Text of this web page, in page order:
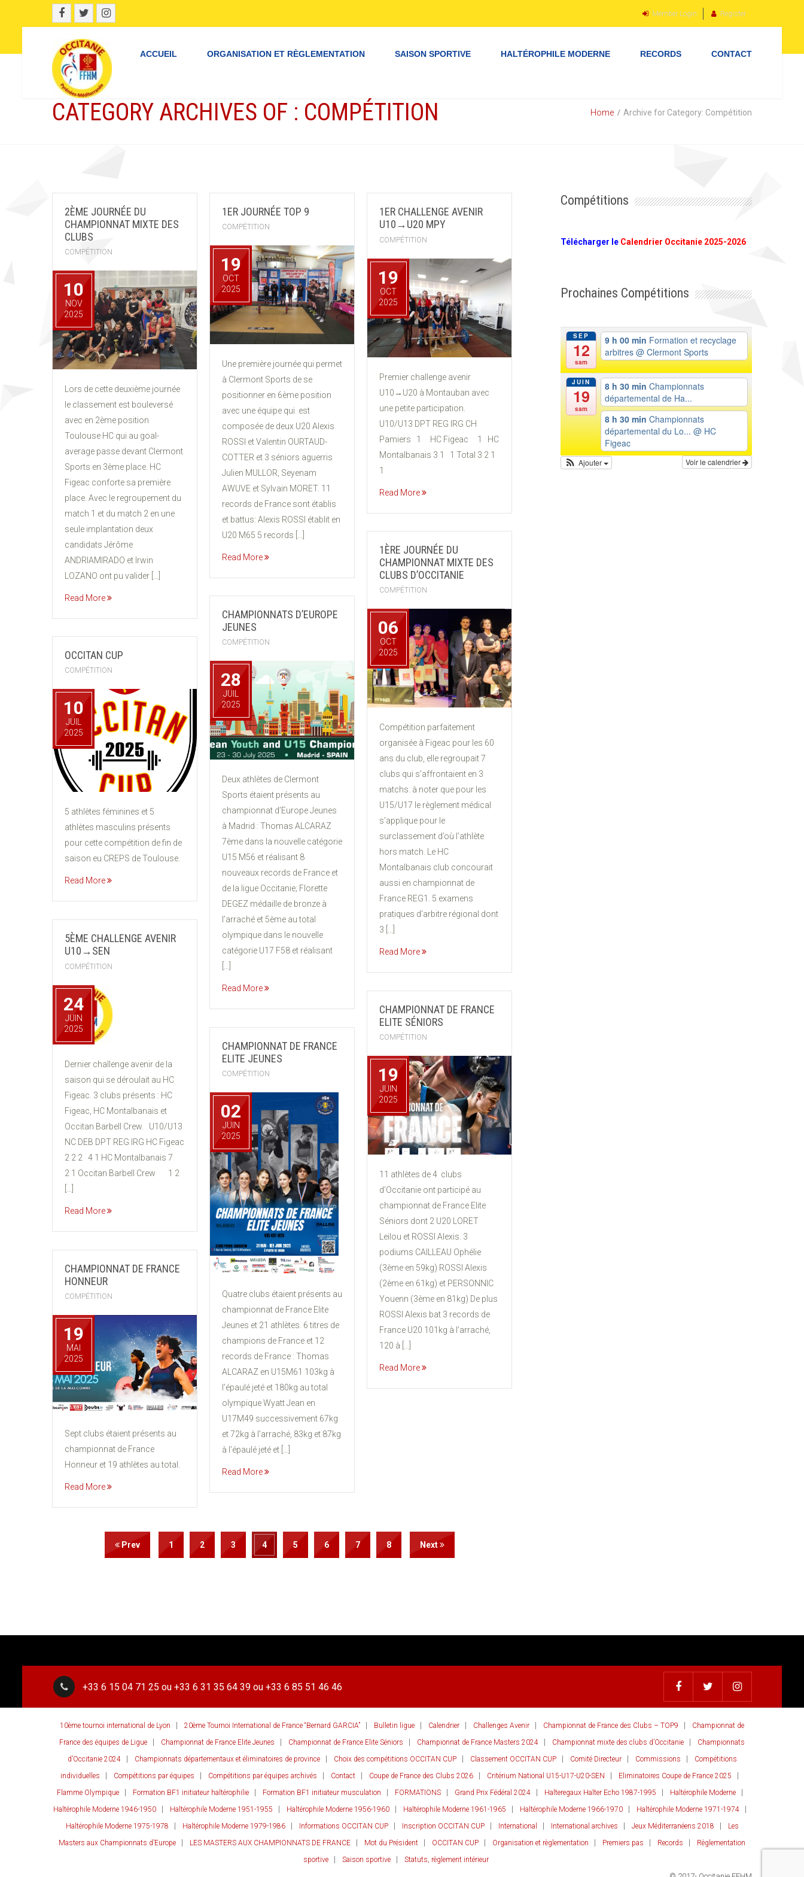
Member Login Register
ACCUEIL ORGANISATION ET RÈGLEMENTATION SAISON SPORTIVE HALTÉROPHILE MODERNE RECORDS CONTACT
CATEGORY ARCHIVES OF : COMPÉTITION Home Archive for Category: Compétition
2ÈME JOURNÉE DU
CHAMPIONNAT MIXTE DES
CLUBS
COMPÉTITION
10
NOV
2025
Lors de cette deuxième journée
le classement est bouleversé
avec en 2ème position
Toulouse HC qui au goal-
average passe devant Clermont
Sports en 3ème place. HC
Figeac conforte sa première
place. Avec le regroupement du
match 1 et du match 2 en une
seule implantation deux
candidats Jérôme
ANDRIAMIRADO et Irwin
LOZANO ont pu valider […]
Read More
1ER JOURNÉE TOP 9
COMPÉTITION
19
OCT
2025
Une première journée qui permet
à Clermont Sports de se
positionner en 6ème position
avec une équipe qui est
composée de deux U20 Alexis
ROSSI et Valentin OURTAUD-
COTTER et 3 séniors aguerris
Julien MULLOR, Seyenam
AWUVE et Sylvain MORET. 11
records de France sont établis
et battus: Alexis ROSSI établit en
U20 M65 5 records […]
Read More
1ER CHALLENGE AVENIR
U10→U20 MPY
COMPÉTITION
19
OCT
2025
Premier challenge avenir
U10→U20 à Montauban avec
une petite participation.
U10/U13 DPT REG IRG CH
Pamiers 1 HC Figeac 1 HC
Montalbanais 3 1 1 Total 3 2 1
1
Read More
1ÈRE JOURNÉE DU
CHAMPIONNAT MIXTE DES
CLUBS D’OCCITANIE
COMPÉTITION
06
OCT
2025
Compétition parfaitement
organisée à Figeac pour les 60
ans du club, elle regroupait 7
clubs qui s’affrontaient en 3
matchs. à noter que pour les
U15/U17 le règlement médical
s’applique pour le
surclassement d’où l’athlète
hors match. Le HC
Montalbanais club concourait
aussi en championnat de
France REG1. 5 examens
pratiques d’arbitre régional dont
3 […]
Read More
CHAMPIONNATS D’EUROPE
JEUNES
COMPÉTITION
28
JUIL
2025
Deux athlètes de Clermont
Sports étaient présents au
championnat d’Europe Jeunes
à Madrid : Thomas ALCARAZ
7ème dans la nouvelle catégorie
U15 M56 et réalisant 8
nouveaux records de France et
de la ligue Occitanie; Florette
DEGEZ médaille de bronze à
l’arraché et 5ème au total
olympique dans le nouvelle
catégorie U17 F58 et réalisant
Read More
OCCITAN CUP
COMPÉTITION
10
JUIL
2025
5 athlètes féminines et 5
athlètes masculins présents
pour cette compétition de fin de
saison eu CREPS de Toulouse.
Read More
5ÈME CHALLENGE AVENIR
U10→SEN
COMPÉTITION
24
JUIN
2025
Dernier challenge avenir de la
saison qui se déroulait au HC
Figeac. 3 clubs présents : HC
Figeac, HC Montalbanais et
Occitan Barbell Crew. U10/U13
NC DEB DPT REG IRG HC Figeac
2 2 2 4 1 HC Montalbanais 7
2 1 Occitan Barbell Crew 1 2
Read More
CHAMPIONNAT DE FRANCE
ELITE SÉNIORS
COMPÉTITION
19
JUIN
2025
11 athlètes de 4 clubs
d’Occitanie ont participé au
championnat de France Elite
Séniors dont 2 U20 LORET
Leilou et ROSSI Alexis. 3
podiums CAILLEAU Ophélie
(3ème en 59kg) ROSSI Alexis
(2ème en 61kg) et PERSONNIC
Youenn (3ème en 81kg) De plus
ROSSI Alexis bat 3 records de
France U20 101kg à l’arraché,
120 à […]
Read More
CHAMPIONNAT DE FRANCE
ELITE JEUNES
COMPÉTITION
02
JUIN
2025
Quatre clubs étaient présents au
championnat de France Elite
Jeunes et 21 athlètes. 6 titres de
champions de France et 12
records de France : Thomas
ALCARAZ en U15M61 103kg à
l’épaulé jeté et 180kg au total
olympique Wyatt Jean en
U17M49 successivement 67kg
et 72kg à l’arraché, 83kg et 87kg
à l’épaulé jeté et […]
Read More
CHAMPIONNAT DE FRANCE
HONNEUR
COMPÉTITION
19
MAI
2025
Sept clubs étaient présents au
championnat de France
Honneur et 19 athlètes au total.
Read More
Prev 1 2 3 4 5 6 7 8 Next
Compétitions
Télécharger le Calendrier Occitanie 2025-2026
Prochaines Compétitions
SEP
12
sam
9 h 00 min Formation et recyclage
arbitres @ Clermont Sports
JUIN
19
sam
8 h 30 min Championnats
départemental de Ha...
8 h 30 min Championnats
départemental du Lo... @ HC
Figeac
Voir le calendrier
Ajouter
+33 6 15 04 71 25 ou +33 6 31 35 64 39 ou +33 6 85 51 46 46
10ème tournoi international de Lyon 20ème Tournoi International de France “Bernard GARCIA” Bulletin ligue Calendrier Challenges Avenir Championnat de France des Clubs – TOP9
Championnat de
France des équipes de Ligue
Championnat de France Elite Jeunes Championnat de France Elite Séniors Championnat de France Masters 2024 Championnat mixte des clubs d’Occitanie
Championnats
d’Occitanie 2024
Championnats départementaux et éliminatoires de province Choix des compétitions OCCITAN CUP Classement OCCITAN CUP Comité Directeur Commissions
Compétitions
individuelles
Compétitions par équipes Compétitions par équipes archivés Contact Coupe de France des Clubs 2026 Critérium National U15-U17-U20-SEN
Eliminatoires Coupe de France 2025
Flamme Olympique
Formation BF1 initiateur haltérophilie Formation BF1 initiateur musculation FORMATIONS Grand Prix Fédéral 2024 Halteregaux Halter Echo 1987-1995
Haltérophile Moderne
Haltérophile Moderne 1946-1950
Haltérophile Moderne 1951-1955 Haltérophile Moderne 1956-1960 Haltérophile Moderne 1961-1965 Haltérophile Moderne 1966-1970
Haltérophile Moderne 1971-1974
Haltérophile Moderne 1975-1978
Haltérophile Moderne 1979-1986 Informations OCCITAN CUP Inscription OCCITAN CUP International International archives Jeux Méditerranéens 2018
Les
Masters aux Championnats d’Europe
LES MASTERS AUX CHAMPIONNATS DE FRANCE Mot du Président OCCITAN CUP Organisation et règlementation Premiers pas Records
Règlementation
sportive
Saison sportive Statuts, règlement intérieur